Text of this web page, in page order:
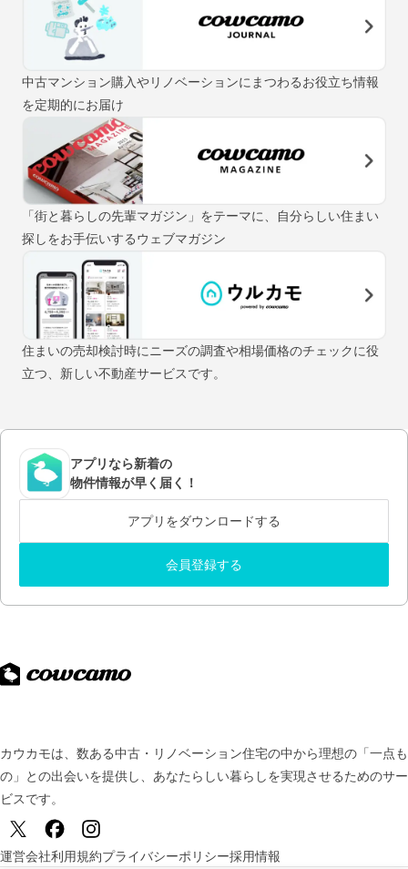
中古マンション購入やリノベーションにまつわるお役立ち情報
を定期的にお届け
「街と暮らしの先輩マガジン」をテーマに、自分らしい住まい
探しをお手伝いするウェブマガジン
住まいの売却検討時にニーズの調査や相場価格のチェックに役
立つ、新しい不動産サービスです。
アプリなら新着の
物件情報が早く届く！
アプリをダウンロードする
会員登録する
カウカモは、数ある中古・リノベーション住宅の中から理想の「一点も
の」との出会いを提供し、 あなたらしい暮らしを実現させるためのサー
ビスです。
運営会社利用規約プライバシーポリシー採用情報